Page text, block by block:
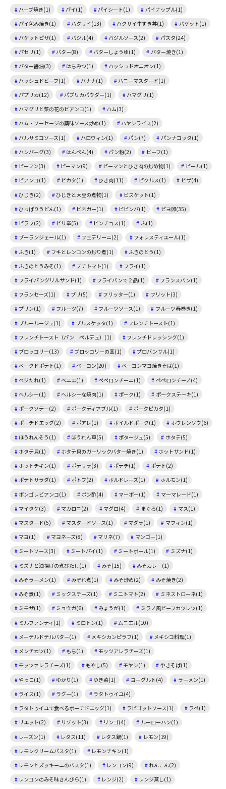
ハーブ焼き(1)
パイ(1) パイシート(1)
パイナップル(1)
パイ包み焼き(1)
ハクサイ(13) ハクサイ牛すき丼(1)
バケット(1)
バケットピザ(1)
バジル(4) バジルソース(2)
パスタ(24)
パセリ(1)
バター(8) バターしょうゆ(1)
バター焼き(1)
バター醤油(3)
はちみつ(1)
ハッシュドオニオン(1)
ハッシュドビーフ(1)
バナナ(1)
ハニーマスタード(1)
パプリカ(12)
パプリカパウダー(1)
ハマグリ(1)
ハマグリと菜の花のビアンコ(1)
ハム(3)
ハム・ソーセージの薬味ソース炒め(1)
ハヤシライス(2)
バルサミコソース(1)
ハロウィン(1) パン(7)
パンナコッタ(1)
ハンバーグ(3)
はんぺん(4) パン粉(2)
ビーフ(1)
ビーフン(3)
ピーマン(9) ピーマンとひき肉の炒め物(1)
ビール(1)
ビアンコ(1)
ピカタ(1) ひき肉(11) ピクルス(1)
ピザ(4)
ひじき(2)
ひじきと大豆の煮物(1)
ビスケット(1)
ひっぱりうどん(1)
ビネガー(1) ビビンバ(1)
ピヨ卵(35)
ピラフ(2)
ピリ辛(5) ピンチョス(1)
ふ(1)
ブーランジェール(1)
フェデリーニ(2)
フォレスティエール(1)
ふき(1)
フキとレンコンの炒り煮(1)
ふきのとう(1)
ふきのとうみそ(1)
プチトマト(1)
フライ(1)
フライパングリルサンド(1)
フライパンで２品(1)
フランスパン(1)
フランセーズ(1)
ブリ(5) フリッター(1)
フリット(3)
プリン(1)
フルーツ(7) フルーツソース(1)
フルーツ春巻き(1)
ブルールージュ(1)
ブルスケッタ(1)
フレンチトースト(1)
フレンチトースト（パン ペルデュ）(1)
フレンチドレッシング(1)
ブロッコリー(13)
ブロッコリーの茎(1)
プロバンサル(1)
ベークドポテト(1)
ベーコン(20)
ベーコンマヨ焼きそば(1)
ベジたれ(1)
ベニエ(1) ペペロンチーニ(1)
ペペロンチーノ(4)
ヘルシー(1)
ヘルシーな焼肉(1) ポーク(1)
ポークステーキ(1)
ポークソテー(2)
ポークディアブル(1)
ポークピカタ(1)
ポーチドエッグ(2)
ポアレ(1) ボイルドポーク(1)
ホウレンソウ(6)
ほうれんそう(1)
ほうれん草(5) ポタージュ(5)
ホタテ(5)
ホタテ貝(1)
ホタテ貝のガーリックバター焼き(1)
ホットサンド(1)
ホットチキン(1)
ポテサラ(3) ポテチ(1)
ポテト(2)
ポテトサラダ(1)
ポトフ(2) ボルドレーズ(1)
ホルモン(1)
ボンゴレビアンコ(1)
ポン酢(4) マーボー(1)
マーマレード(1)
マイタケ(3)
マカロニ(2) マグロ(4) まぐろ(1)
マス(1)
マスタード(5)
マスタードソース(1) マダラ(1)
マフィン(1)
マヨ(1)
マヨネーズ(8) マリネ(7)
マンゴー(1)
ミートソース(3)
ミートパイ(1) ミートボール(1)
ミズナ(1)
ミズナと油揚げの煮びたし(1)
みそ(15)
みそカレー(1)
みそラーメン(1)
みぞれ煮(1) みそ炒め(2)
みそ焼き(2)
みそ煮(1)
ミックスチーズ(1) ミニトマト(2)
ミネストローネ(1)
ミモザ(1)
ミョウガ(6) みょうが(1)
ミラノ風ビーフカツレツ(1)
ミルファンティ(1)
ミロトン(1)
ムニエル(10)
メーテルドテルバター(1)
メキシカンピラフ(1)
メキシコ料理(1)
メンチカツ(1)
もち(1)
モッツアレラチーズ(1)
モッツァレラチーズ(1)
もやし(5) モヤシ(1)
やきそば(1)
やっこ(1)
ゆかり(1) ゆき菜(1) ヨーグルト(4)
ラーメン(1)
ライス(1)
ラグー(1)
ラタトゥイユ(4)
ラタトゥイユで食べるポーチドエッグ(1)
ラビゴットソース(1)
ラペ(1)
リエット(2)
リゾット(3) リンゴ(4)
ルーローハン(1)
レーズン(1)
レタス(11) レタス鍋(1)
レモン(19)
レモンクリームパスタ(1)
レモンチキン(1)
レモンとズッキーニのパスタ(1)
レンコン(9)
れんこん(2)
レンコンのみそ味きんぴら(1)
レンジ(2)
レンジ蒸し(1)